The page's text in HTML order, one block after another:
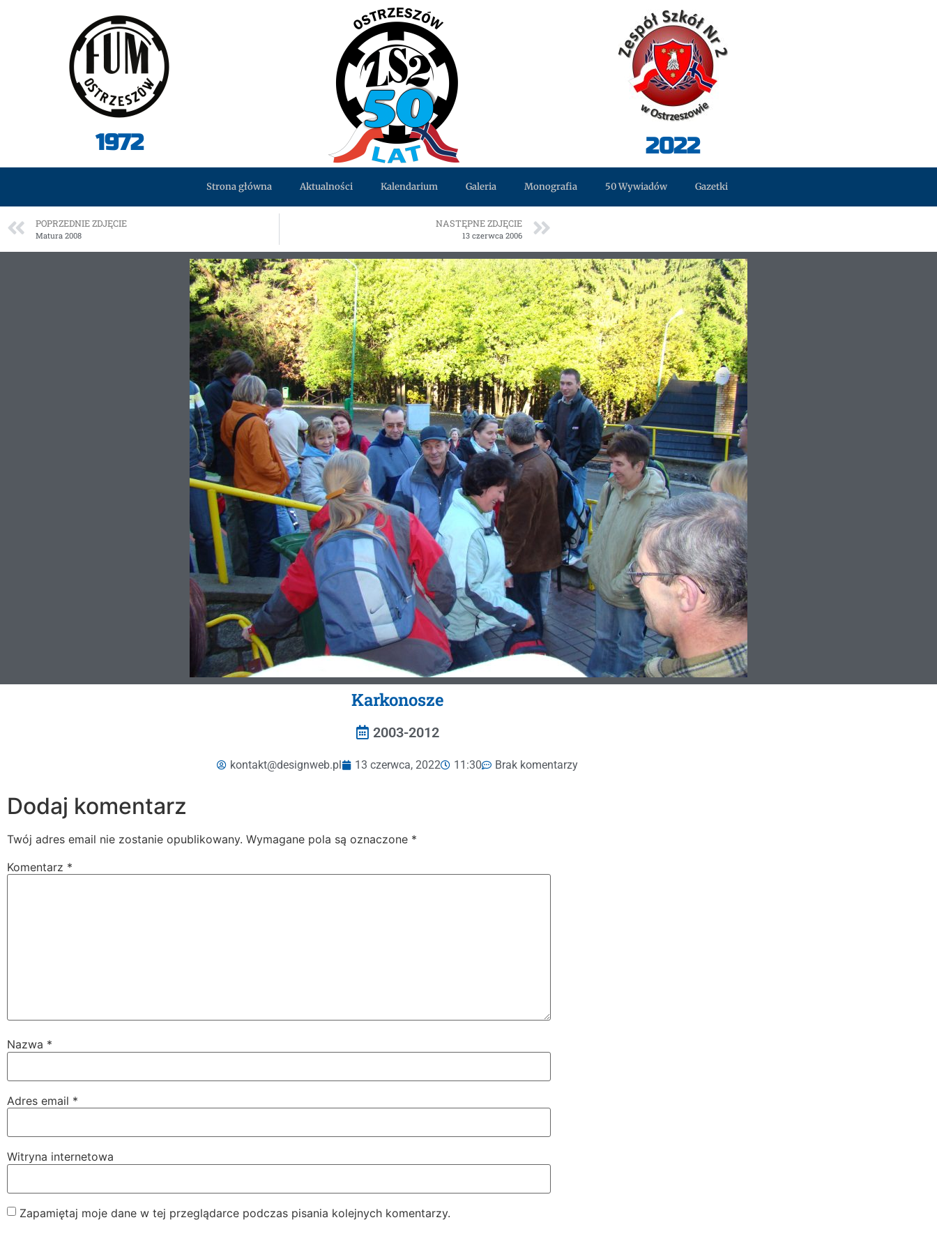
1972 2022
Strona główna Aktualności Kalendarium Galeria Monografia 50 Wywiadów Gazetki
POPRZEDNIE ZDJĘCIE
Matura 2008
NASTĘPNE ZDJĘCIE
13 czerwca 2006
Karkonosze
2003-2012
kontakt@designweb.pl 13 czerwca, 2022 11:30 Brak komentarzy
Dodaj komentarz
Twój adres email nie zostanie opublikowany. Wymagane pola są oznaczone *
Komentarz *
Nazwa *
Adres email *
Witryna internetowa
Zapamiętaj moje dane w tej przeglądarce podczas pisania kolejnych komentarzy.